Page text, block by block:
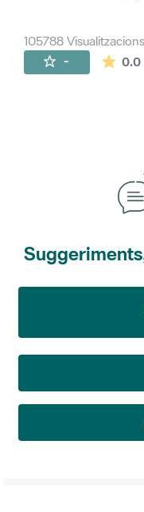
105788 Visualitzacions
- 0.0